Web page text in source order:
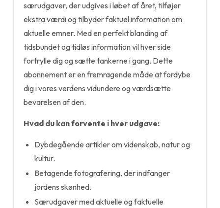
særudgaver, der udgives i løbet af året, tilføjer
ekstra værdi og tilbyder faktuel information om
aktuelle emner. Med en perfekt blanding af
tidsbundet og tidløs information vil hver side
fortrylle dig og sætte tankerne i gang. Dette
abonnement er en fremragende måde at fordybe
dig i vores verdens vidundere og værdsætte
bevarelsen af den.
Hvad du kan forvente i hver udgave:
Dybdegående artikler om videnskab, natur og
kultur.
Betagende fotografering, der indfanger
jordens skønhed.
Særudgaver med aktuelle og faktuelle